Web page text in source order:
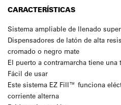
CARACTERÍSTICAS
Sistema ampliable de llenado
Dispensadores de latón de alta
cromado o negro mate
El puerto a contramarcha tiene una
Fácil de usar
Este sistema EZ Fill™ funciona
corriente alterna